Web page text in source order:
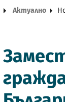
Актуално